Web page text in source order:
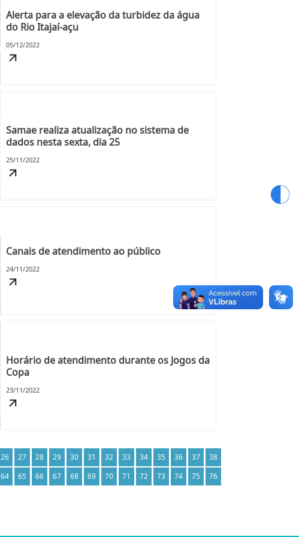
Alerta para a elevação da turbidez da água
do Rio Itajaí-açu
05/12/2022
Samae realiza atualização no sistema de
dados nesta sexta, dia 25
25/11/2022
Canais de atendimento ao público
24/11/2022
Horário de atendimento durante os Jogos da
Copa
23/11/2022
26 27 28 29 30 31 32 33 34 35 36 37
38
64 65 66 67 68 69 70 71 72 73 74 75
76